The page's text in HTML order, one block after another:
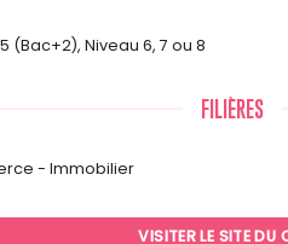
(Bac+2), Niveau 6, 7 ou 8
FILIÈRES
- Immobilier
VISITER LE SITE DU